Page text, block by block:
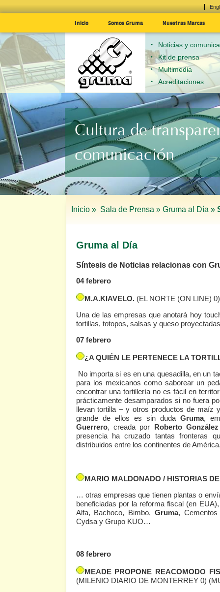
Inicio Somos Gruma Nuestras Marcas
Noticias y
Kit de prensa
Multimedia
Acreditaciones
Cultura de
comunicación
Inicio » Sala de Prensa » Gruma al Día »
Gruma al Día
Síntesis de Noticias relacionas con
04 febrero
M.A.KIAVELO. (EL NORTE (ON LINE) 0)
Una de las empresas que anotará hoy
tortillas, totopos, salsas y queso
07 febrero
¿A QUIÉN LE PERTENECE LA
No importa si es en una quesadilla, en un
para los mexicanos como saborear un
encontrar una tortillería no es fácil en
prácticamente desamparados si no fuera
llevan tortilla – y otros productos de maíz
grande de ellos es sin dudaGruma,
Guerrero, creada por Roberto
presencia ha cruzado tantas fronteras
distribuidos entre los continentes de
MARIO MALDONADO / HISTORIAS
… otras empresas que tienen plantas o
beneficiadas por la reforma fiscal (en
Alfa, Bachoco, Bimbo, Gruma, Cementos
Cydsa y Grupo KUO…
08 febrero
MEADE PROPONE REACOMODO
(MILENIO DIARIO DE MONTERREY 0)